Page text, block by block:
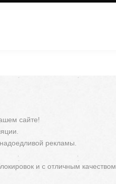
сайте!
рекламы.
и с отличным качеством.